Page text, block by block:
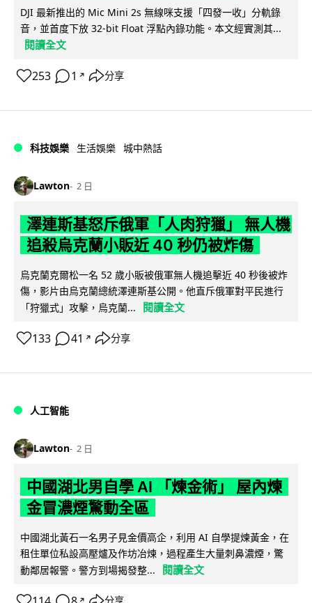
DJI 最新推出的 Mic Mini 2s 無線咪支援「四發一收」分軌錄
音，並首度下放 32-bit Float 浮點內錄功能。本文經實測其...
閱讀全文
253 1 ↗ 分享
科技娛樂 生活娛樂 城中熱話
Lawton 2 日
澤連斯基怒斥俄軍「人肉狩獵」 無人機
追殺烏克蘭小販近 40 秒仍被炸傷
烏克蘭克爾松一名 52 歲小販被俄軍無人機追擊近 40 秒後被炸
傷，影片由烏克蘭總統澤連斯基公開。他直斥俄軍對平民進行
「狩獵式」攻擊，烏克蘭...
閱讀全文
133 41 ↗ 分享
人工智能
Lawton 2 日
中國湖北男自學 AI 「煉金術」 屋內煉
金冒濃煙驚動全區
中國湖北黃石一名男子見金價高企，利用 AI 自學提煉黃金，在
租住單位私設高壓爐及作坊冶煉，過程產生大量刺鼻濃煙，驚
動鄰居報警。警方到場揭發整...
閱讀全文
↗